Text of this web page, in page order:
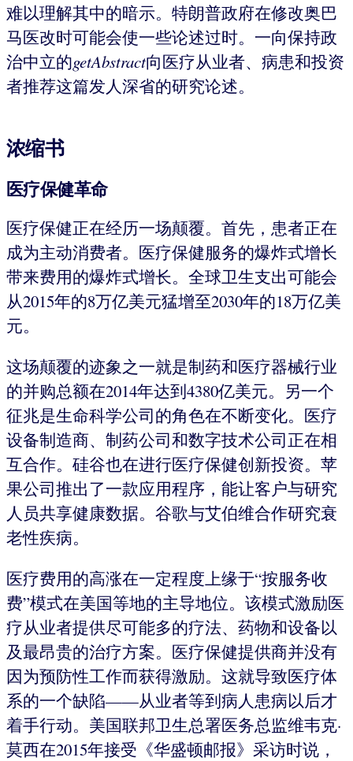
难以理解其中的暗示。特朗普政府在修改奥巴
马医改时可能会使一些论述过时。一向保持政
治中立的getAbstract向医疗从业者、病患和投资
者推荐这篇发人深省的研究论述。
浓缩书
医疗保健革命
医疗保健正在经历一场颠覆。首先，患者正在
成为主动消费者。医疗保健服务的爆炸式增长
带来费用的爆炸式增长。全球卫生支出可能会
从2015年的8万亿美元猛增至2030年的18万亿美
元。
这场颠覆的迹象之一就是制药和医疗器械行业
的并购总额在2014年达到4380亿美元。另一个
征兆是生命科学公司的角色在不断变化。医疗
设备制造商、制药公司和数字技术公司正在相
互合作。硅谷也在进行医疗保健创新投资。苹
果公司推出了一款应用程序，能让客户与研究
人员共享健康数据。谷歌与艾伯维合作研究衰
老性疾病。
医疗费用的高涨在一定程度上缘于“按服务收
费”模式在美国等地的主导地位。该模式激励医
疗从业者提供尽可能多的疗法、药物和设备以
及最昂贵的治疗方案。医疗保健提供商并没有
因为预防性工作而获得激励。这就导致医疗体
系的一个缺陷——从业者等到病人患病以后才
着手行动。美国联邦卫生总署医务总监维韦克·
莫西在2015年接受《华盛顿邮报》采访时说，